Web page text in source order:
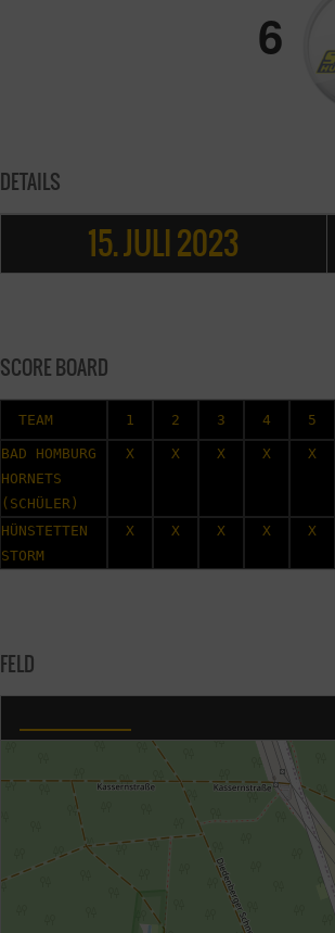
6
DETAILS
15. JULI 2023
SCORE BOARD
TEAM 1 2 3 4 5
BAD HOMBURG
HORNETS
(SCHÜLER)
X X X X X
HÜNSTETTEN
STORM
X X X X X
FELD